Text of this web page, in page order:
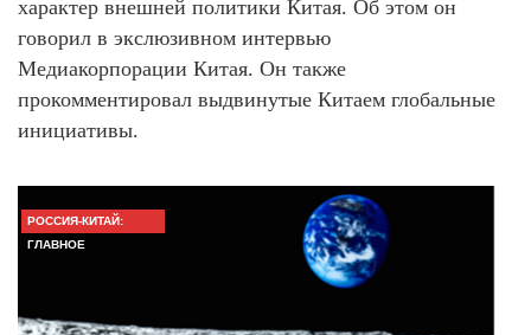
характер внешней политики Китая. Об этом он
говорил в экслюзивном интервью
Медиакорпорации Китая. Он также
прокомментировал выдвинутые Китаем глобальные
инициативы.
РОССИЯ-КИТАЙ:
ГЛАВНОЕ